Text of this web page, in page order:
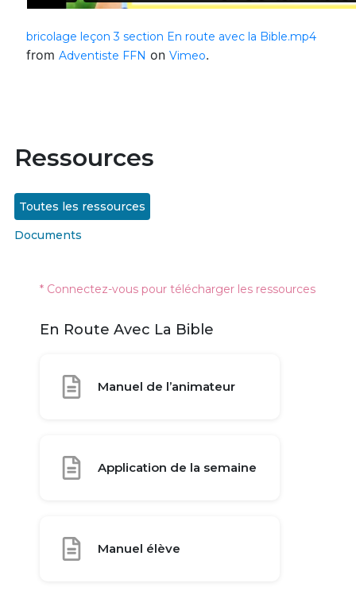
bricolage leçon 3 section En route avec la Bible.mp4
from Adventiste FFN on Vimeo.
Ressources
Toutes les ressources
Documents
* Connectez-vous pour télécharger les ressources
En Route Avec La Bible
Manuel de l’animateur
Application de la semaine
Manuel élève